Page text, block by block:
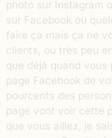
photo sur Instagram
sur Facebook ou
faire ça mais ça ne
clients, ou très peu
que déjà quand vous
page Facebook de
pourcents des
page vont voir cette
que vous aillez, je